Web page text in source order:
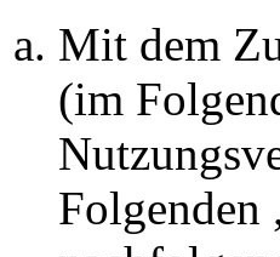
Mit dem
(im
Folgenden